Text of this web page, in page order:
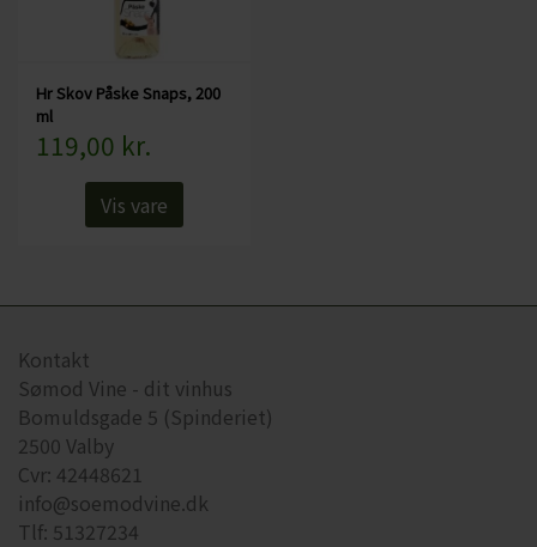
Hr Skov Påske Snaps, 200
ml
119,00 kr.
Vis vare
Kontakt
Sømod Vine - dit vinhus
Bomuldsgade 5 (Spinderiet)
2500 Valby
Cvr: 42448621
info@soemodvine.dk
Tlf: 51327234